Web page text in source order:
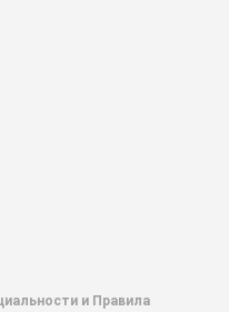
и Правила